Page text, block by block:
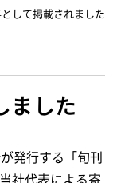
して掲載されました
ました
発行する「旬刊
社代表による寄